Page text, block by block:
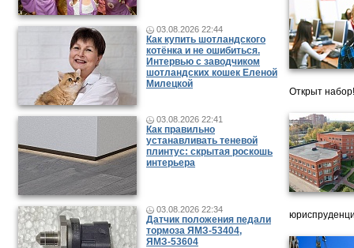
03.08.2026 22:44
Как купить шотландского
котёнка и не ошибиться.
Интервью с заводчиком
шотландских кошек Еленой
Милецкой
03.08.2026 22:41
Как правильно
устанавливать теневой
плинтус: скрытая роскошь
интерьера
03.08.2026 22:34
Датчик положения педали
тормоза ЯМЗ-53404,
ЯМЗ-53604
Открыт набор!